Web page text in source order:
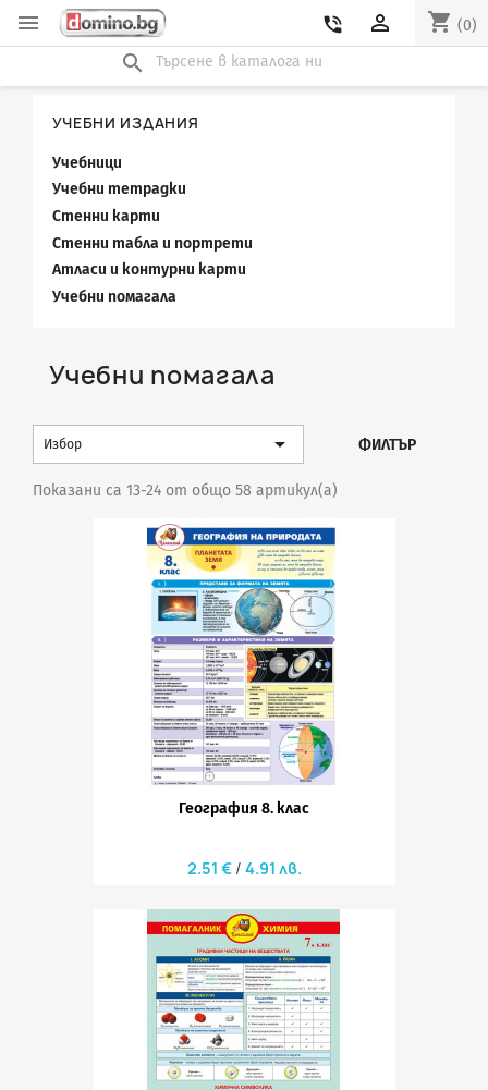
 shopping_cart (0)

phone_in_talk
search
УЧЕБНИ ИЗДАНИЯ
Учебници
Учебни тетрадки
Стенни карти
Стенни табла и портрети
Атласи и контурни карти
Учебни помагала
Учебни помагала
Избор  ФИЛТЪР
Показани са 13-24 от общо 58 артикул(а)
География 8. клас
2.51 € 4.91 лв.